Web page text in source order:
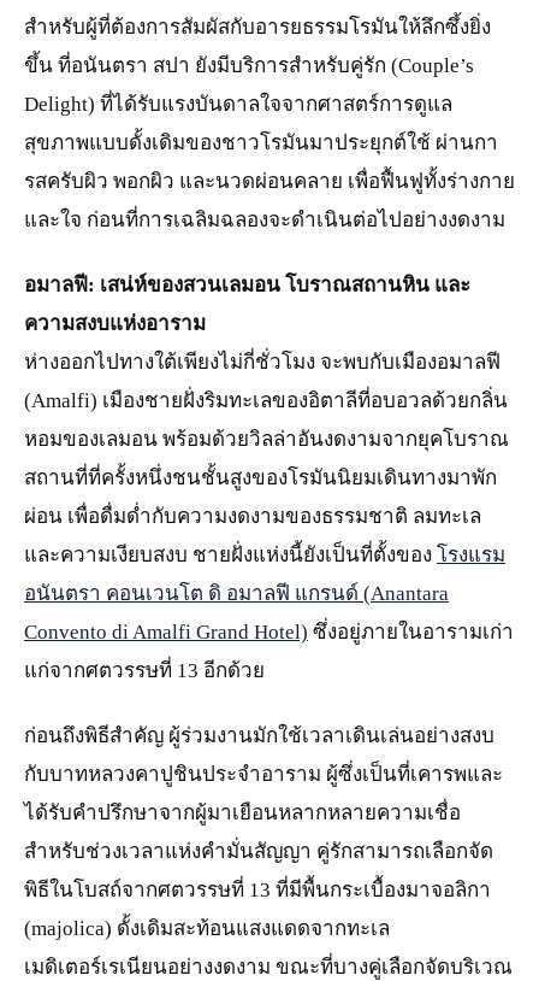
สำหรับผู้ที่ต้องการสัมผัสกับอารยธรรมโรมันให้ลึกซึ้งยิ่ง
ขึ้น ที่อนันตรา สปา ยังมีบริการสำหรับคู่รัก (Couple’s
Delight) ที่ได้รับแรงบันดาลใจจากศาสตร์การดูแล
สุขภาพแบบดั้งเดิมของชาวโรมันมาประยุกต์ใช้ ผ่านกา
รสครับผิว พอกผิว และนวดผ่อนคลาย เพื่อฟื้นฟูทั้งร่างกาย
และใจ ก่อนที่การเฉลิมฉลองจะดำเนินต่อไปอย่างงดงาม
อมาลฟี: เสน่ห์ของสวนเลมอน โบราณสถานหิน และ
ความสงบแห่งอาราม
ห่างออกไปทางใต้เพียงไม่กี่ชั่วโมง จะพบกับเมืองอมาลฟี
(Amalfi) เมืองชายฝั่งริมทะเลของอิตาลีที่อบอวลด้วยกลิ่น
หอมของเลมอน พร้อมด้วยวิลล่าอันงดงามจากยุคโบราณ
สถานที่ที่ครั้งหนึ่งชนชั้นสูงของโรมันนิยมเดินทางมาพัก
ผ่อน เพื่อดื่มด่ำกับความงดงามของธรรมชาติ ลมทะเล
และความเงียบสงบ ชายฝั่งแห่งนี้ยังเป็นที่ตั้งของ โรงแรม
อนันตรา คอนเวนโต ดิ อมาลฟี แกรนด์ (Anantara
Convento di Amalfi Grand Hotel) ซึ่งอยู่ภายในอารามเก่า
แก่จากศตวรรษที่ 13 อีกด้วย
ก่อนถึงพิธีสำคัญ ผู้ร่วมงานมักใช้เวลาเดินเล่นอย่างสงบ
กับบาทหลวงคาปูชินประจำอาราม ผู้ซึ่งเป็นที่เคารพและ
ได้รับคำปรึกษาจากผู้มาเยือนหลากหลายความเชื่อ
สำหรับช่วงเวลาแห่งคำมั่นสัญญา คู่รักสามารถเลือกจัด
พิธีในโบสถ์จากศตวรรษที่ 13 ที่มีพื้นกระเบื้องมาจอลิกา
(majolica) ดั้งเดิมสะท้อนแสงแดดจากทะเล
เมดิเตอร์เรเนียนอย่างงดงาม ขณะที่บางคู่เลือกจัดบริเวณ